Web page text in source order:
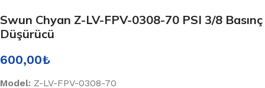
Swun Chyan Z-LV-FPV-0308-70 PSI 3/8 Basınç
Düşürücü
600,00₺
Model: Z-LV-FPV-0308-70